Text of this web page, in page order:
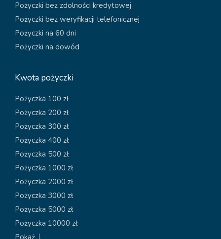
Pożyczki bez zdolności kredytowej
Pożyczki bez weryfikacji telefonicznej
Pożyczki na 60 dni
Pożyczki na dowód
Kwota pożyczki
Pożyczka 100 zł
Pożyczka 200 zł
Pożyczka 300 zł
Pożyczka 400 zł
Pożyczka 500 zł
Pożyczka 1000 zł
Pożyczka 2000 zł
Pożyczka 3000 zł
Pożyczka 5000 zł
Pożyczka 10000 zł
Pokaż